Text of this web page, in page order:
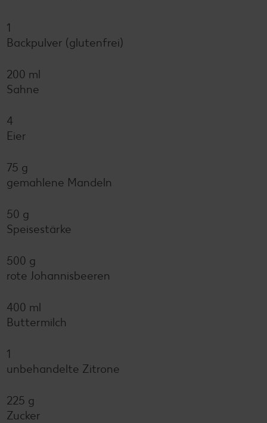
1
Backpulver (glutenfrei)
200 ml
Sahne
4
Eier
75 g
gemahlene Mandeln
50 g
Speisestärke
500 g
rote Johannisbeeren
400 ml
Buttermilch
1
unbehandelte Zitrone
225 g
Zucker